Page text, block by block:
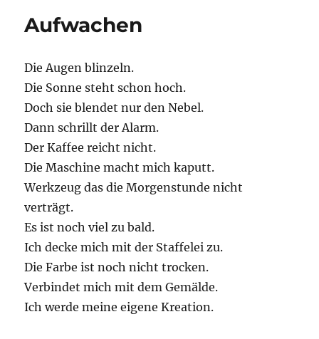
Aufwachen
Die Augen blinzeln.
Die Sonne steht schon hoch.
Doch sie blendet nur den Nebel.
Dann schrillt der Alarm.
Der Kaffee reicht nicht.
Die Maschine macht mich kaputt.
Werkzeug das die Morgenstunde nicht
verträgt.
Es ist noch viel zu bald.
Ich decke mich mit der Staffelei zu.
Die Farbe ist noch nicht trocken.
Verbindet mich mit dem Gemälde.
Ich werde meine eigene Kreation.